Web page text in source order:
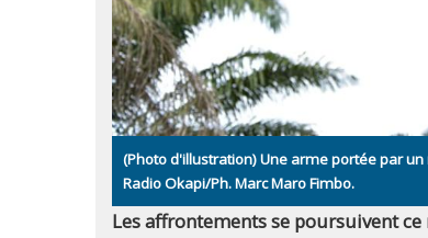
(Photo d'illustration) Une arme portée par
Radio Okapi/Ph. Marc Maro Fimbo.
Les affrontements se poursuivent